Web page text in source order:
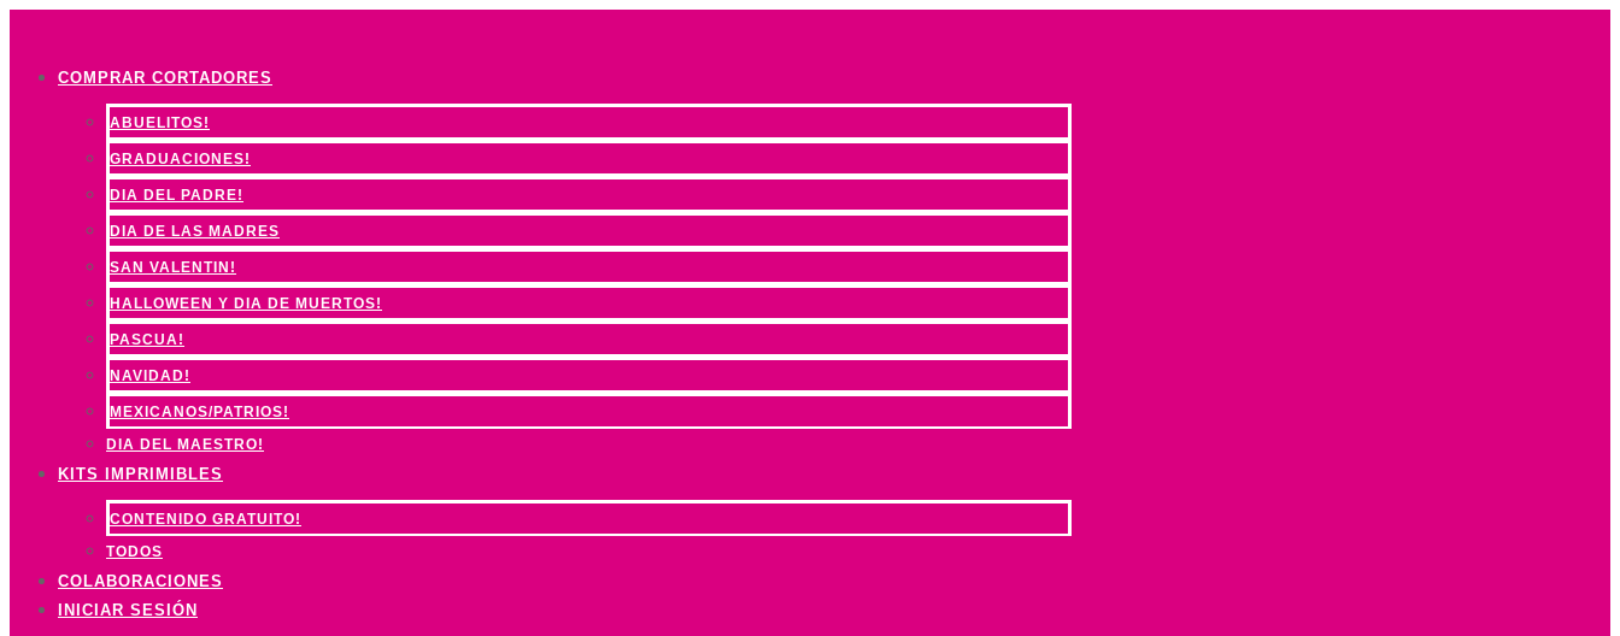
contenidoCOMPRAR CORTADORES
ABUELITOS!
GRADUACIONES!
DIA DEL PADRE!
DIA DE LAS MADRES
SAN VALENTIN!
HALLOWEEN Y DIA DE MUERTOS!
PASCUA!
NAVIDAD!
MEXICANOS/PATRIOS!
DIA DEL MAESTRO!
KITS IMPRIMIBLES
CONTENIDO GRATUITO!
TODOS
COLABORACIONES
INICIAR SESIÓN